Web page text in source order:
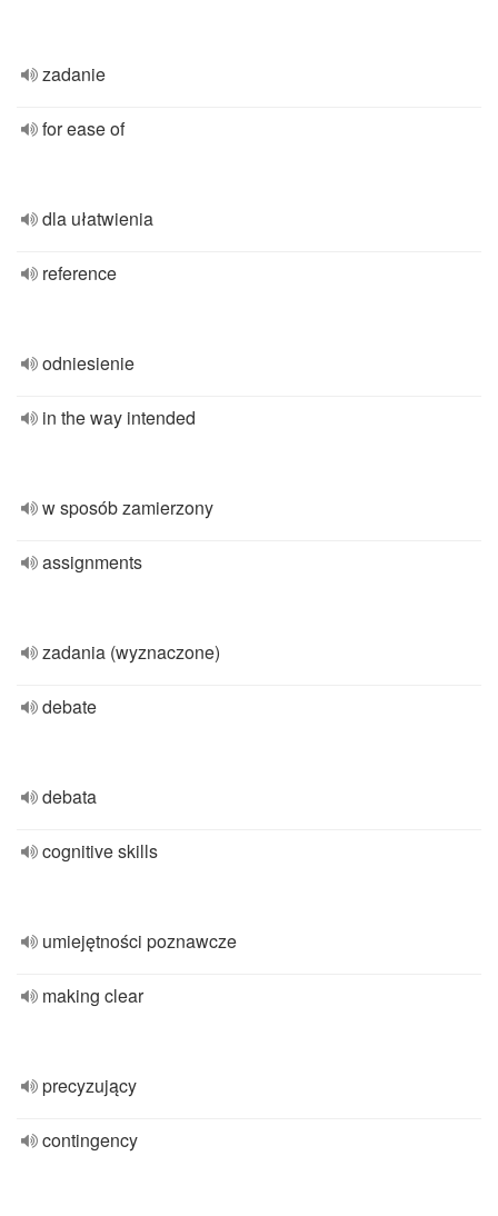
zadanie
for ease of
dla ułatwienia
reference
odniesienie
in the way intended
w sposób zamierzony
assignments
zadania (wyznaczone)
debate
debata
cognitive skills
umiejętności poznawcze
making clear
precyzujący
contingency